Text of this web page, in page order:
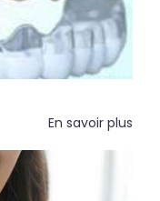
En savoir plus